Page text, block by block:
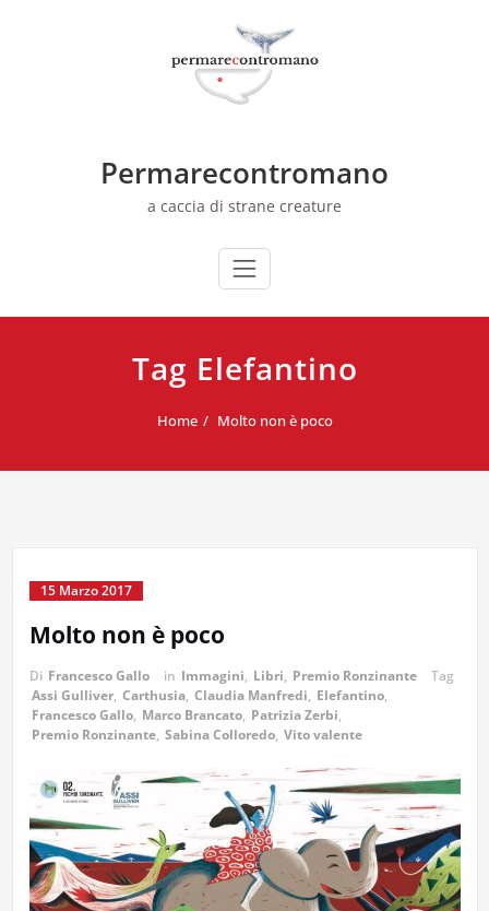
Permarecontromano
a caccia di strane creature
Tag Elefantino
Home Molto non è poco
15 Marzo 2017
Molto non è poco
Di Francesco Gallo in Immagini, Libri, Premio Ronzinante
Tag
Assi Gulliver, Carthusia, Claudia Manfredi, Elefantino,
Francesco Gallo, Marco Brancato, Patrizia Zerbi,
Premio Ronzinante, Sabina Colloredo, Vito valente